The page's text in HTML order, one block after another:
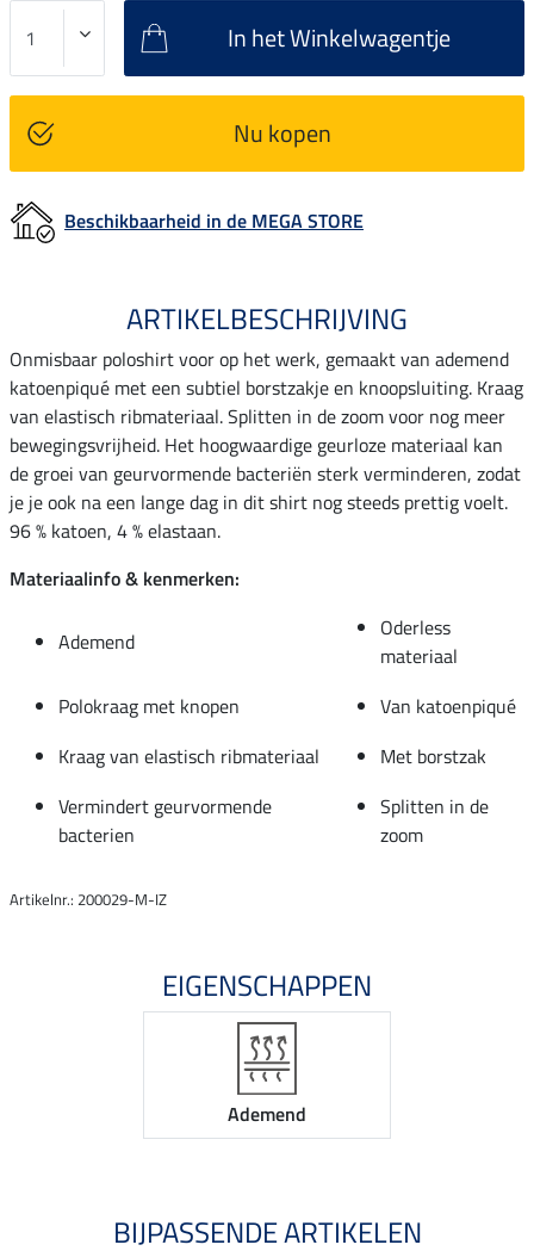
In het Winkelwagentje
Nu kopen
Beschikbaarheid in de MEGA STORE
ARTIKELBESCHRIJVING
Onmisbaar poloshirt voor op het werk, gemaakt van ademend
katoenpiqué met een subtiel borstzakje en knoopsluiting. Kraag
van elastisch ribmateriaal. Splitten in de zoom voor nog meer
bewegingsvrijheid. Het hoogwaardige geurloze materiaal kan
de groei van geurvormende bacteriën sterk verminderen, zodat
je je ook na een lange dag in dit shirt nog steeds prettig voelt.
96 % katoen, 4 % elastaan.
Materiaalinfo & kenmerken:
Ademend
Oderless
materiaal
Polokraag met knopen
Van katoenpiqué
Kraag van elastisch ribmateriaal
Met borstzak
Vermindert geurvormende
bacterien
Splitten in de
zoom
Artikelnr.: 200029-M-IZ
EIGENSCHAPPEN
Ademend
BIJPASSENDE ARTIKELEN